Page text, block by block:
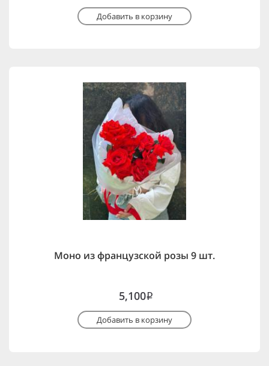
Добавить в корзину
Моно из французской розы 9 шт.
5,100i
Добавить в корзину